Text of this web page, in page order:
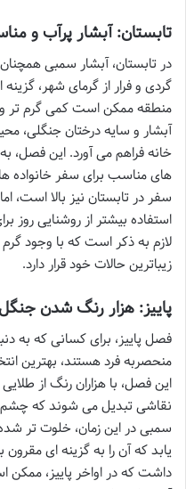
تابستان: آبشار پرآب و
در تابستان، آبشار سمبی
گردی و فرار از گرمای شهر،
منطقه ممکن است کمی گرم تر و
آبشار و سایه درختان جنگلی،
خانه فراهم می آورد. این فصل،
های مناسب برای سفر خانواده
سفر در تابستان نیز بالا است،
استفاده بیشتر از روشنایی روز
لازم به ذکر است که با وجود
زیباترین حالات خود قرار دارد.
پاییز: هزار رنگ شدن
فصل پاییز، برای کسانی که به
منحصربه فرد هستند، بهترین
این فصل، با هزاران رنگ از
نقاشی تبدیل می شوند که چشم
سمبی در این زمان، خلوت تر
یابد که آن را به گزینه ای
داشت که در اواخر پاییز،